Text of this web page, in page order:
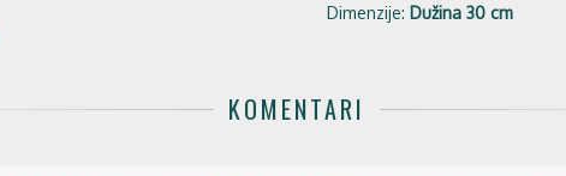
Dimenzije: Dužina 30 cm
KOMENTARI